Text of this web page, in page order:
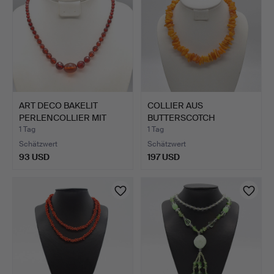
ART DECO BAKELIT
PERLENCOLLIER MIT
EINEM R…
1 Tag
Schätzwert
93 USD
COLLIER AUS
BUTTERSCOTCH
BERNSTEIN, GROSSE…
1 Tag
Schätzwert
197 USD